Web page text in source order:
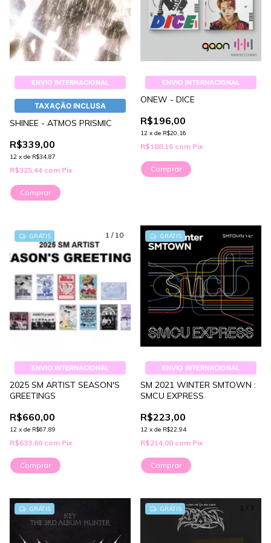
ENVIO INTERNACIONAL
TAXAÇÃO INCLUSA
SHINEE - ATMOS PRISMIC
R$339,00
12 x de R$34,87
R$325,44 com Pix
Comprar
ENVIO INTERNACIONAL
ONEW - DICE
R$196,00
12 x de R$20,16
R$188,16 com Pix
Comprar
1 / 10
GRÁTIS
ENVIO INTERNACIONAL
2025 SM ARTIST SEASON'S
GREETINGS
R$660,00
12 x de R$67,89
R$633,60 com Pix
Comprar
1/ 10
GRÁTIS
ENVIO INTERNACIONAL
SM 2021 WINTER SMTOWN :
SMCU EXPRESS
R$223,00
12 x de R$22,94
R$214,08 com Pix
Comprar
GRÁTIS 1 / 3
GRÁTIS